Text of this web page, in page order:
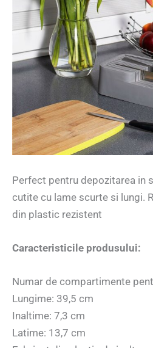
Perfect pentru depozitarea in
cutite cu lame scurte si lungi.
din plastic rezistent
Caracteristicile produsului:
Numar de compartimente
Lungime: 39,5 cm
Inaltime: 7,3 cm
Latime: 13,7 cm